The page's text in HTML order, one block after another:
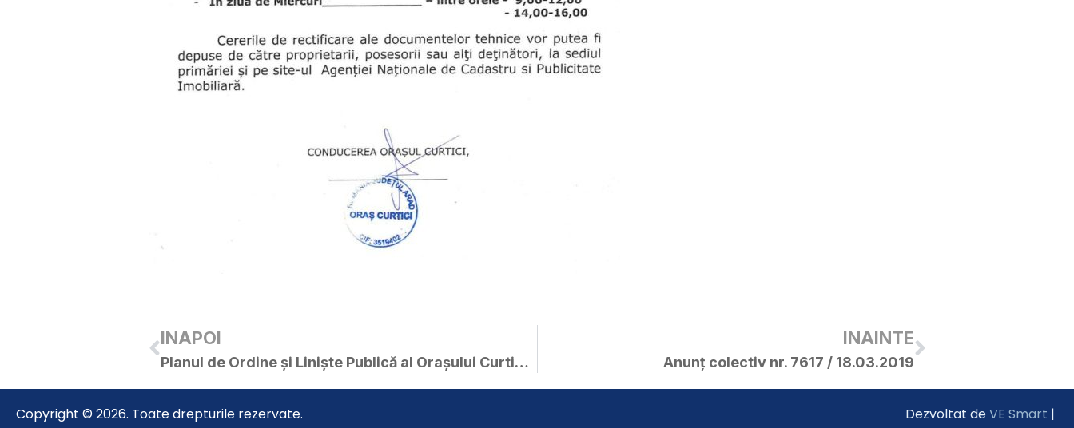
INAPOI
Planul de Ordine și Liniște Publică al Orașului Curtici, pentru anul 2019 -propunerea PLC” , în vederea consultării
INAINTE
Anunț colectiv nr. 7617 / 18.03.2019
Copyright © 2026. Toate drepturile rezervate. Dezvoltat deVE Smart |